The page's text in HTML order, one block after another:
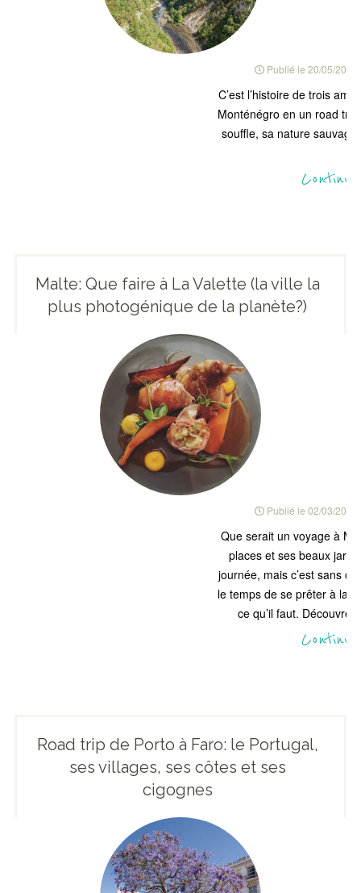
Publié le 20/05/2019
C’est l’histoire de trois
Monténégro en un road
souffle, sa nature
Malte: Que faire à La Valette (la ville la
plus photogénique de la planète?)
Publié le 02/03/2019
Que serait un voyage à
places et ses beaux
journée, mais c’est sans
le temps de se prêter à la
ce qu’il faut.
Road trip de Porto à Faro: le Portugal,
ses villages, ses côtes et ses
cigognes